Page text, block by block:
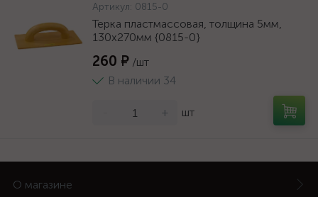
Артикул: 0815-0
Терка пластмассовая, толщина 5мм,
130х270мм {0815-0}
260 ₽ /шт
В наличии 34
+ шт
О магазине